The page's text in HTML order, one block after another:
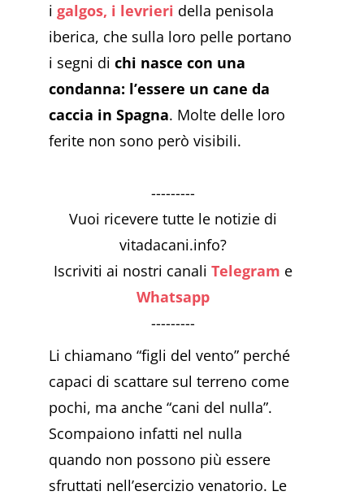
i galgos, i levrieri della penisola
iberica, che sulla loro pelle portano
i segni di chi nasce con una
condanna: l’essere un cane da
caccia in Spagna. Molte delle loro
ferite non sono però visibili.
---------
Vuoi ricevere tutte le notizie di
vitadacani.info?
Iscriviti ai nostri canali Telegram e
Whatsapp
---------
Li chiamano “figli del vento” perché
capaci di scattare sul terreno come
pochi, ma anche “cani del nulla”.
Scompaiono infatti nel nulla
quando non possono più essere
sfruttati nell’esercizio venatorio. Le